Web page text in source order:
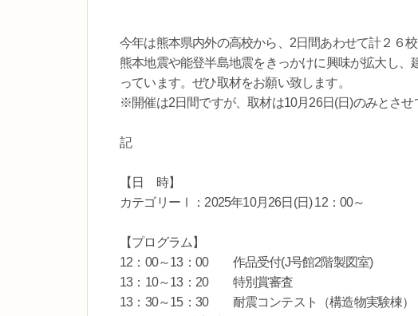
今年は熊本県内外の高校から、2日間あわせて計２６
熊本地震や能登半島地震をきっかけに興味が拡大し
っています。ぜひ取材をお願い致します。
※開催は2日間ですが、取材は10月26日(日)のみとさせ
記
【日 時】
カテゴリーⅠ：2025年10月26日(日) 12：00～
【プログラム】
12：00～13：00 作品受付(J号館2階製図室)
13：10～13：20 特別賞審査
13：30～15：30 耐震コンテスト（構造物実験棟）